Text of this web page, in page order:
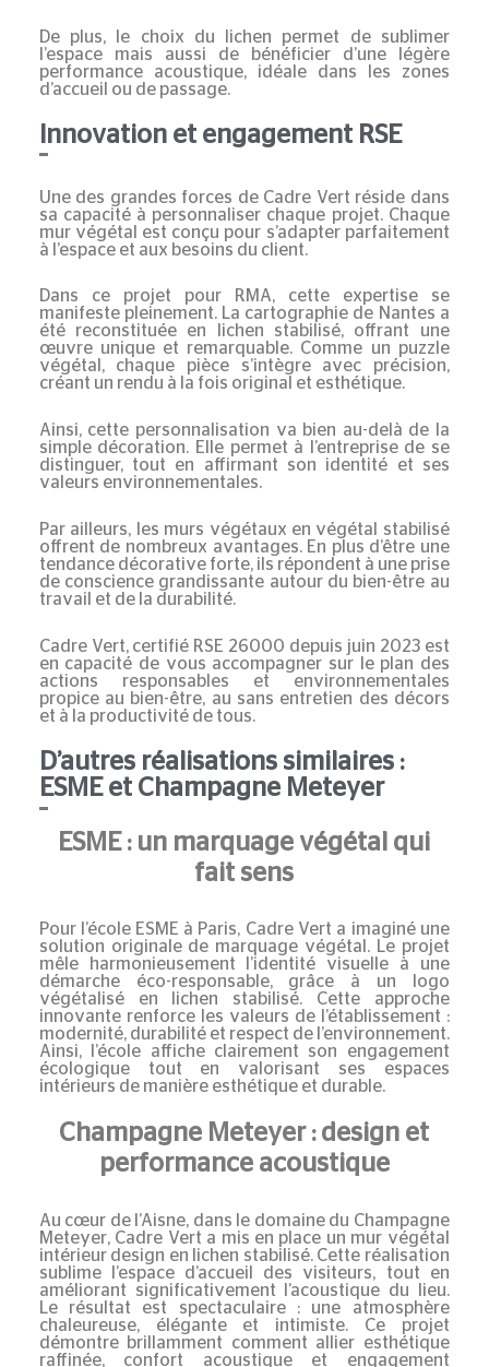
De plus, le choix du lichen permet de sublimer
l’espace mais aussi de bénéficier d’une légère
performance acoustique, idéale dans les zones
d’accueil ou de passage.
Innovation et engagement RSE
Une des grandes forces de Cadre Vert réside dans
sa capacité à personnaliser chaque projet. Chaque
mur végétal est conçu pour s’adapter parfaitement
à l’espace et aux besoins du client.
Dans ce projet pour RMA, cette expertise se
manifeste pleinement. La cartographie de Nantes a
été reconstituée en lichen stabilisé, offrant une
œuvre unique et remarquable. Comme un puzzle
végétal, chaque pièce s’intègre avec précision,
créant un rendu à la fois original et esthétique.
Ainsi, cette personnalisation va bien au-delà de la
simple décoration. Elle permet à l’entreprise de se
distinguer, tout en affirmant son identité et ses
valeurs environnementales.
Par ailleurs, les murs végétaux en végétal stabilisé
offrent de nombreux avantages. En plus d’être une
tendance décorative forte, ils répondent à une prise
de conscience grandissante autour du bien-être au
travail et de la durabilité.
Cadre Vert, certifié RSE 26000 depuis juin 2023 est
en capacité de vous accompagner sur le plan des
actions responsables et environnementales
propice au bien-être, au sans entretien des décors
et à la productivité de tous.
D’autres réalisations similaires :
ESME et Champagne Meteyer
ESME : un marquage végétal qui
fait sens
Pour l’école ESME à Paris, Cadre Vert a imaginé une
solution originale de marquage végétal. Le projet
mêle harmonieusement l’identité visuelle à une
démarche éco-responsable, grâce à un logo
végétalisé en lichen stabilisé. Cette approche
innovante renforce les valeurs de l’établissement :
modernité, durabilité et respect de l’environnement.
Ainsi, l’école affiche clairement son engagement
écologique tout en valorisant ses espaces
intérieurs de manière esthétique et durable.
Champagne Meteyer : design et
performance acoustique
Au cœur de l’Aisne, dans le domaine du Champagne
Meteyer, Cadre Vert a mis en place un mur végétal
intérieur design en lichen stabilisé. Cette réalisation
sublime l’espace d’accueil des visiteurs, tout en
améliorant significativement l’acoustique du lieu.
Le résultat est spectaculaire : une atmosphère
chaleureuse, élégante et intimiste. Ce projet
démontre brillamment comment allier esthétique
raffinée, confort acoustique et engagement